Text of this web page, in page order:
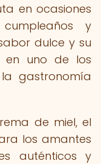
en ocasiones
y
dulce y su
en uno de los
gastronomía
de miel, el
los amantes
auténticos y